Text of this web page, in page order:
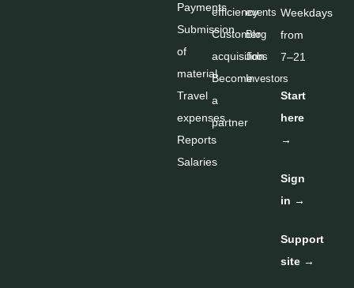
Payments
Submission
of
material
Travel
expenses
Reports
Salaries
efficiency
Customer
acquisition
Become
a
partner
events
Blog
Jobs
Investors
Weekdays
from
7–21
Start
here
→
Sign
in →
Support
site →